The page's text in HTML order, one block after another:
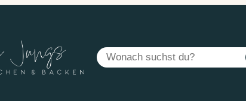
Suchen